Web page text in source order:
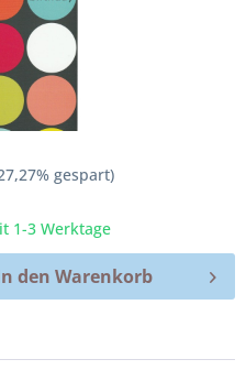
gespart)
1-3 Werktage
den Warenkorb